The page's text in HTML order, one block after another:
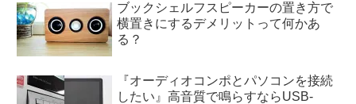
ブックシェルフスピーカーの置き方で
横置きにするデメリットって何かあ
る？
『オーディオコンポとパソコンを接続
したい』高音質で鳴らすならUSB-